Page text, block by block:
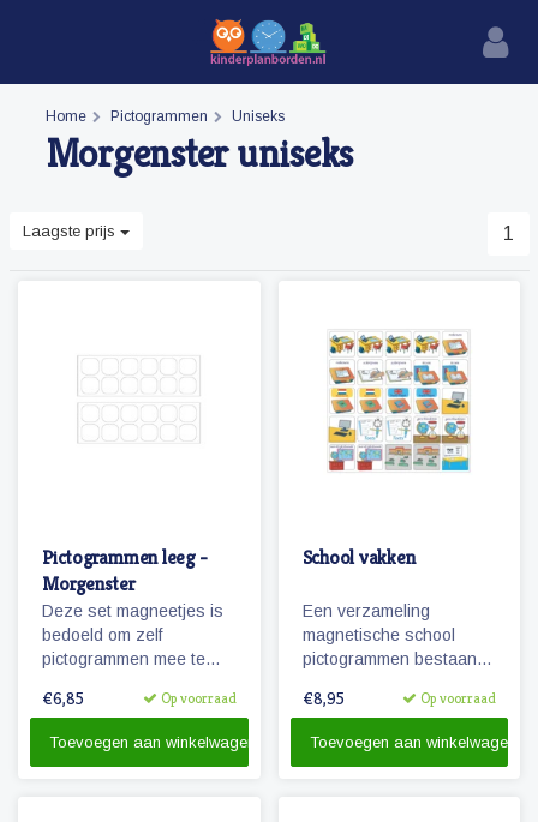
Home Pictogrammen Uniseks
Morgenster uniseks
Laagste prijs 1
Pictogrammen leeg -
Morgenster
Deze set magneetjes is
bedoeld om zelf
pictogrammen mee te
hebben dezelfde
pictogrammen
€6,85 Op voorraad
Toevoegen aan winkelwagen
School vakken
Een verzameling
magnetische school
pictogrammen bestaande
de basisschool worden
€8,95 Op voorraad
Toevoegen aan winkelwagen